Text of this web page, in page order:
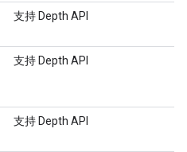
支持 Depth API
支持 Depth API
支持 Depth API